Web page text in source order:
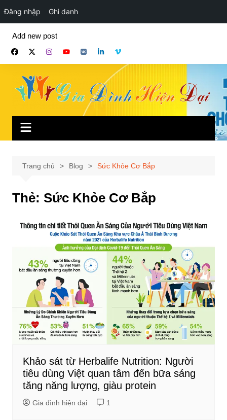
Đăng nhập Ghi danh
phần
Add new post
Trang chủ Blog Sức Khỏe Cơ Bắp
Thẻ: Sức Khỏe Cơ Bắp
Khảo sát từ Herbalife Nutrition: Người
tiêu dùng Việt quan tâm đến bữa sáng
tăng năng lượng, giàu protein
Gia đình hiện đại 1